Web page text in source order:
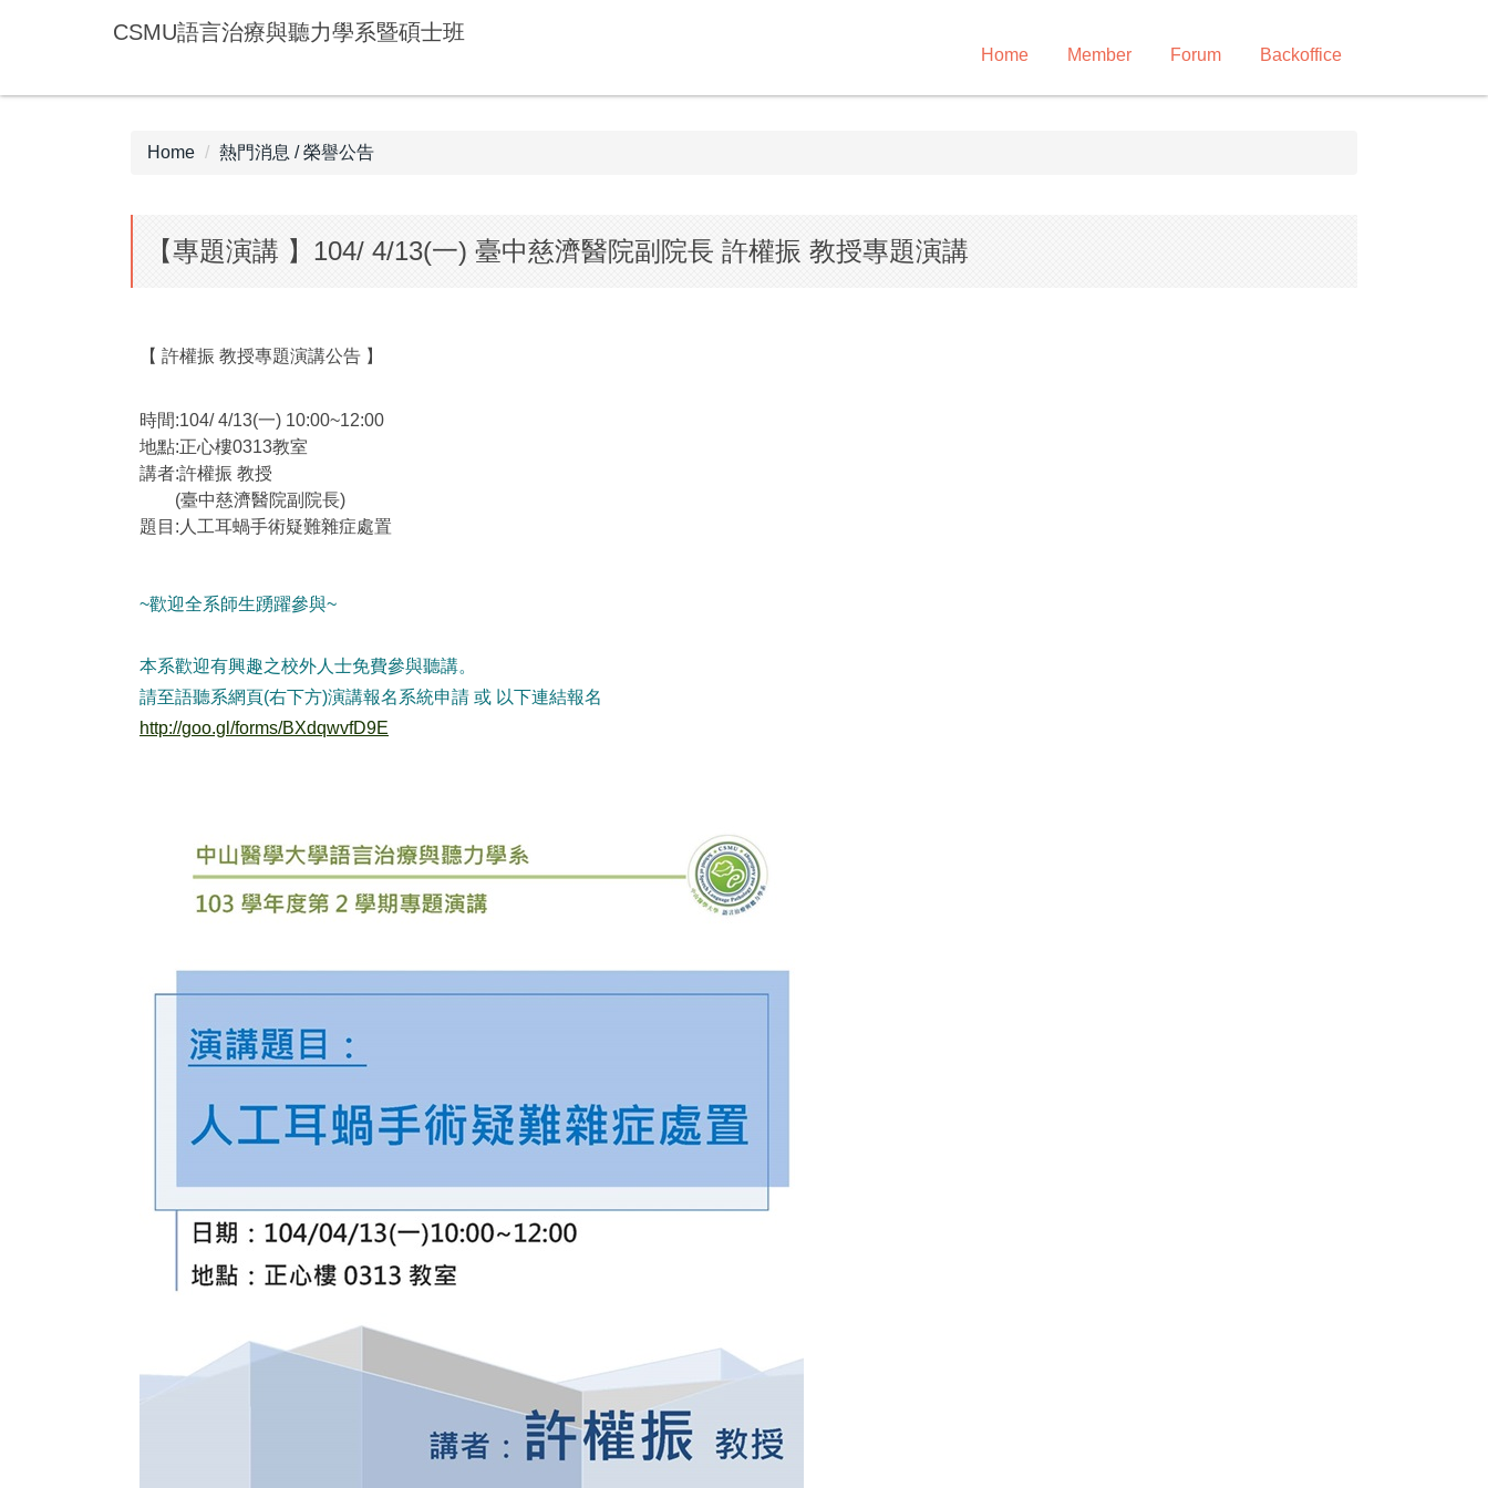
main
CSMU語言治療與聽力學系暨碩士班
Home Member Forum Backoffice
Home 熱門消息 / 榮譽公告
【專題演講 】104/ 4/13(一) 臺中慈濟醫院副院長 許權振 教授專題演講
【 許權振 教授專題演講公告 】
時間:104/ 4/13(一) 10:00~12:00
地點:正心樓0313教室
講者:許權振 教授
(臺中慈濟醫院副院長)
題目:人工耳蝸手術疑難雜症處置
~歡迎全系師生踴躍參與~
本系歡迎有興趣之校外人士免費參與聽講。
請至語聽系網頁(右下方)演講報名系統申請 或 以下連結報名
http://goo.gl/forms/BXdqwvfD9E